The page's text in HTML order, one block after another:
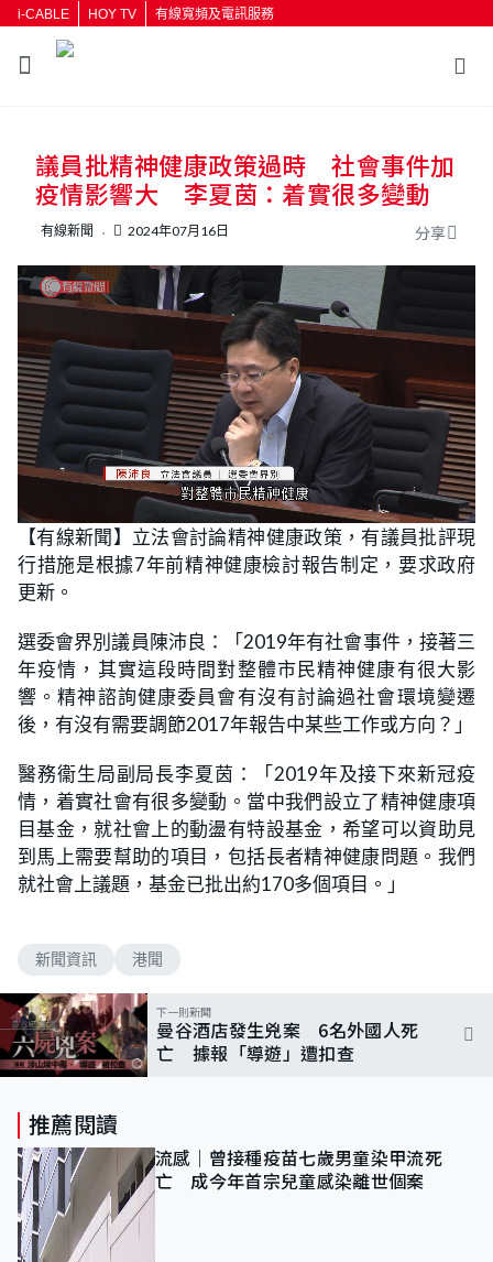
i-CABLE HOY TV 有線寬頻及電訊服務
按輸入鍵開始搜尋
議員批精神健康政策過時 社會事件加
疫情影響大 李夏茵：着實很多變動
有線新聞 2024年07月16日 分享
n
m
t
e
L
o
a
d
e
d
7
3
%
【有線新聞】立法會討論精神健康政策，有議員批評現
行措施是根據7年前精神健康檢討報告制定，要求政府
更新。
選委會界別議員陳沛良：「2019年有社會事件，接著三
年疫情，其實這段時間對整體市民精神健康有很大影
響。精神諮詢健康委員會有沒有討論過社會環境變遷
後，有沒有需要調節2017年報告中某些工作或方向？」
醫務衞生局副局長李夏茵：「2019年及接下來新冠疫
情，着實社會有很多變動。當中我們設立了精神健康項
目基金，就社會上的動盪有特設基金，希望可以資助見
到馬上需要幫助的項目，包括長者精神健康問題。我們
就社會上議題，基金已批出約170多個項目。」
新聞資訊 港聞
下一則新聞
曼谷酒店發生兇案 6名外國人死
亡 據報「導遊」遭扣查
推薦閱讀
流感｜曾接種疫苗七歲男童染甲流死
亡 成今年首宗兒童感染離世個案